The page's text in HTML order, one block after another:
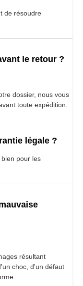
de résoudre
le retour ?
dossier, nous vous
toute expédition.
légale ?
pour les
résultant
choc, d'un défaut